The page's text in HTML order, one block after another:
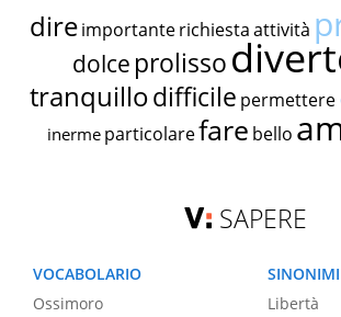
dire importante richiestaattività
dolce prolisso
tranquillodifficile permettere
inerme particolarefare bello
SAPERE
VOCABOLARIO
Ossimoro
SINONIMI
Libertà